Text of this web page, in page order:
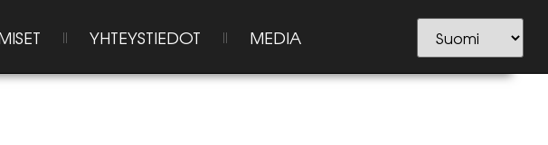
YHTEYSTIEDOT MEDIA